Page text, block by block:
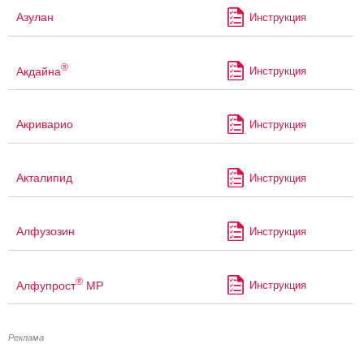
Азулан Инструкция
Акдайна® Инструкция
Акриварио Инструкция
Акталипид Инструкция
Алфузозин Инструкция
Алфупрост® МР Инструкция
Реклама